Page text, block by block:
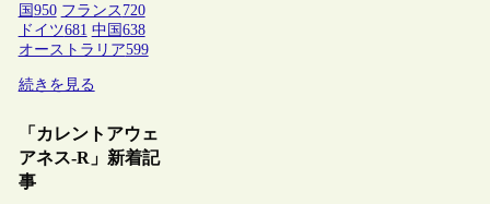
国 950 フランス 720
ドイツ681 中国 638
オーストラリア599
続きを見る
「カレントアウェ
アネス-R」新着記
事